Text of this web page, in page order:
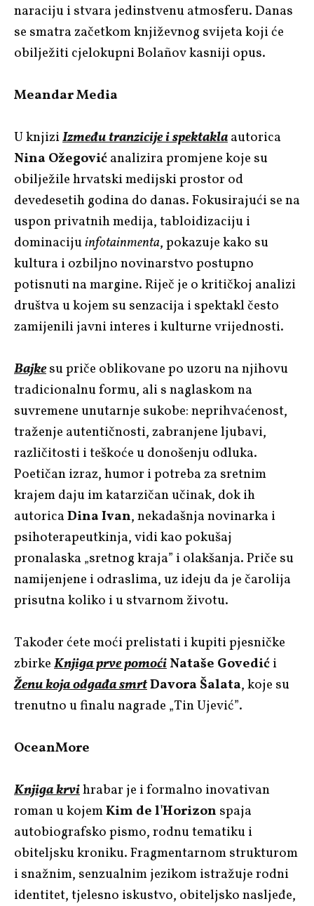
naraciju i stvara jedinstvenu atmosferu. Danas
se smatra začetkom književnog svijeta koji će
obilježiti cjelokupni Bolañov kasniji opus.
Meandar Media
U knjiziIzmeđu tranzicije i spektaklaautorica
Nina Ožegovićanalizira promjene koje su
obilježile hrvatski medijski prostor od
devedesetih godina do danas. Fokusirajući se na
uspon privatnih medija, tabloidizaciju i
dominacijuinfotainmenta, pokazuje kako su
kultura i ozbiljno novinarstvo postupno
potisnuti na margine. Riječ je o kritičkoj analizi
društva u kojem su senzacija i spektakl često
zamijenili javni interes i kulturne vrijednosti.
Bajkesu priče oblikovane po uzoru na njihovu
tradicionalnu formu, ali s naglaskom na
suvremene unutarnje sukobe: neprihvaćenost,
traženje autentičnosti, zabranjene ljubavi,
različitosti i teškoće u donošenju odluka.
Poetičan izraz, humor i potreba za sretnim
krajem daju im katarzičan učinak, dok ih
autoricaDina Ivan, nekadašnja novinarka i
psihoterapeutkinja, vidi kao pokušaj
pronalaska „sretnog kraja” i olakšanja. Priče su
namijenjene i odraslima, uz ideju da je čarolija
prisutna koliko i u stvarnom životu.
Također ćete moći prelistati i kupiti pjesničke
zbirkeKnjiga prve pomoćiNataše Govedići
Ženu koja odgađa smrtDavora Šalata, koje su
trenutno u finalu nagrade „Tin Ujević”.
OceanMore
Knjiga krvihrabar je i formalno inovativan
roman u kojemKim de l'Horizon spaja
autobiografsko pismo, rodnu tematiku i
obiteljsku kroniku. Fragmentarnom strukturom
i snažnim, senzualnim jezikom istražuje rodni
identitet, tjelesno iskustvo, obiteljsko nasljeđe,